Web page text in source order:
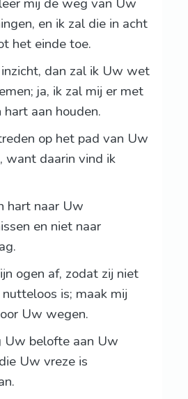
mij de weg van Uw
en ik zal die in acht
het einde toe.
dan zal ik Uw wet
ja, ik zal mij er met
hart aan houden.
op het pad van Uw
want daarin vind ik
hart naar Uw
en niet naar
ogen af, zodat zij niet
is; maak mij
Uw wegen.
Uw belofte aan Uw
Uw vreze is